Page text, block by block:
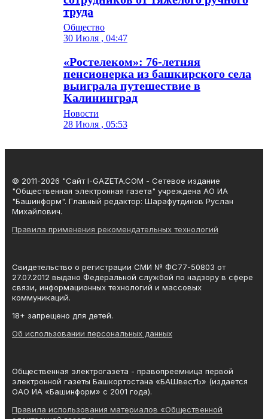
труда
Общество
30 Июля , 04:47
«Ростелеком»: 76-летняя
пенсионерка из башкирского села
выиграла путешествие в
Калининград
Новости
28 Июля , 05:53
© 2011-2026 "Сайт I-GAZETA.COM - Сетевое издание
"Общественная электронная газета" учреждена АО ИА
"Башинформ". Главный редактор: Шарафутдинов Руслан
Михайлович.
Правила применения рекомендательных технологий
Свидетельство о регистрации СМИ № ФС77-50803 от
27.07.2012 выдано Федеральной службой по надзору в сфере
связи, информационных технологий и массовых
коммуникаций.
18+ запрещено для детей.
Об использовании персональных данных
Общественная электрогазета - правопреемница первой
электронной газеты Башкортостана «БАШвестЪ» (издается
ОАО ИА «Башинформ» с 2001 года).
Правила использования материалов «Общественной